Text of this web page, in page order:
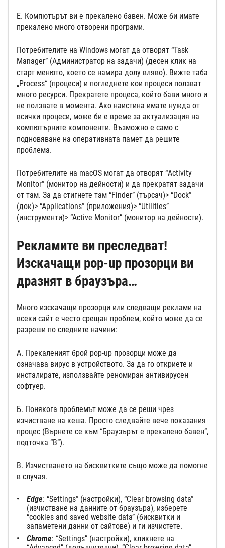
Е. Компютърът ви е прекалено бавен. Може би имате
прекалено много отворени програми.
Потребителите на Windows могат да отворят “Task
Manager” (Администратор на задачи) (десен клик на
старт менюто, което се намира долу вляво). Вижте таба
„Process“ (процеси) и погледнете кои процеси ползват
много ресурси. Прекратете процеса, който бави много и
не ползвате в момента. Ако наистина имате нужда от
всички процеси, може би е време за актуализация на
компютърните компоненти. Възможно е само с
подновяване на оперативната памет да решите
проблема.
Потребителите на macOS могат да отворят “Activity
Monitor” (монитор на дейности) и да прекратят задачи
от там. За да стигнете там “Finder” (търсач)> “Dock”
(док)> “Applications” (приложения)> “Utilities”
(инструменти)> “Active Monitor” (монитор на дейности).
Рекламите ви преследват!
Изскачащи pop-up прозорци ви
дразнят в браузъра…
Много изскачащи прозорци или следващи реклами на
всеки сайт е често срещан проблем, който може да се
разреши по следните начини:
А. Прекаленият брой pop-up прозорци може да
означава вирус в устройството. За да го откриете и
инсталирате, използвайте реномиран антивирусен
софтуер.
Б. Понякога проблемът може да се реши чрез
изчистване на кеша. Просто следвайте вече показания
процес (Върнете се към “Браузърът е прекалено бавен”,
подточка “В”).
В. Изчистването на бисквитките също може да помогне
в случая.
Edge: “Settings” (настройки), “Clear browsing data”
(изчистване на данните от браузъра), изберете
“cookies and saved website data” (бисквитки и
запаметени данни от сайтове) и ги изчистете.
Chrome: “Settings” (настройки), кликнете на